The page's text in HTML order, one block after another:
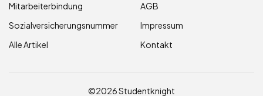
Mitarbeiterbindung
Sozialversicherungsnummer
Alle Artikel
AGB
Impressum
Kontakt
©2026 Studentknight